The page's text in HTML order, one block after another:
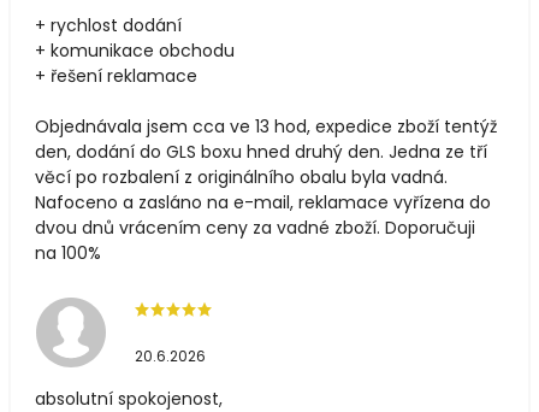
+ rychlost dodání
+ komunikace obchodu
+ řešení reklamace
Objednávala jsem cca ve 13 hod, expedice zboží tentýž
den, dodání do GLS boxu hned druhý den. Jedna ze tří
věcí po rozbalení z originálního obalu byla vadná.
Nafoceno a zasláno na e-mail, reklamace vyřízena do
dvou dnů vrácením ceny za vadné zboží. Doporučuji
na 100%
20.6.2026
absolutní spokojenost,